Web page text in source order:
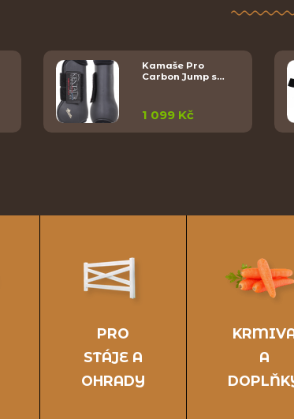
Kamaše Pro
Carbon Jump s…
1 099 Kč
PRO
STÁJE A
OHRADY
A